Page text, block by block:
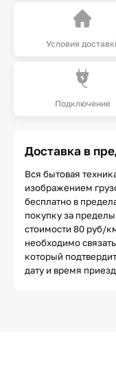
Условия
Подключение
Доставка в
Вся бытовая
изображением
бесплатно в
покупку за
стоимости 80 руб/
необходимо
который
дату и время